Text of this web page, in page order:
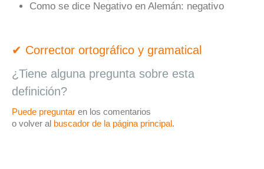
Como se dice Negativo en Alemán: negativo
✔ Corrector ortográfico y gramatical
¿Tiene alguna pregunta sobre esta
definición?
Puede preguntar en los comentarios
o volver al buscador de la página principal.